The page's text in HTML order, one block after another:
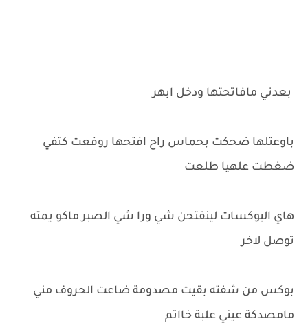
بعدني مافاتحتها ودخل ابهر
باوعتلها ضحكت بحماس راح افتحها روفعت كتفي
ضغطت علهيا طلعت
هاي البوكسات لينفتحن شي ورا شي الصبر ماكو يمته
توصل لاخر
بوكس من شفته بقيت مصدومة ضاعت الحروف مني
مامصدكة عيني علبة خااتم